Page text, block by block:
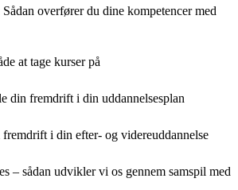
overfører du dine kompetencer med
at tage kurser på
din fremdrift i din uddannelsesplan
i din efter- og videreuddannelse
– sådan udvikler vi os gennem samspil med